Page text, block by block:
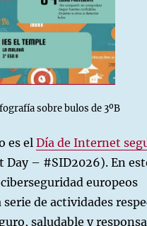
sobre bulos de 3ºB
es elDía de Internet
Day – #SID2026). En
europeos
de actividades
saludable y